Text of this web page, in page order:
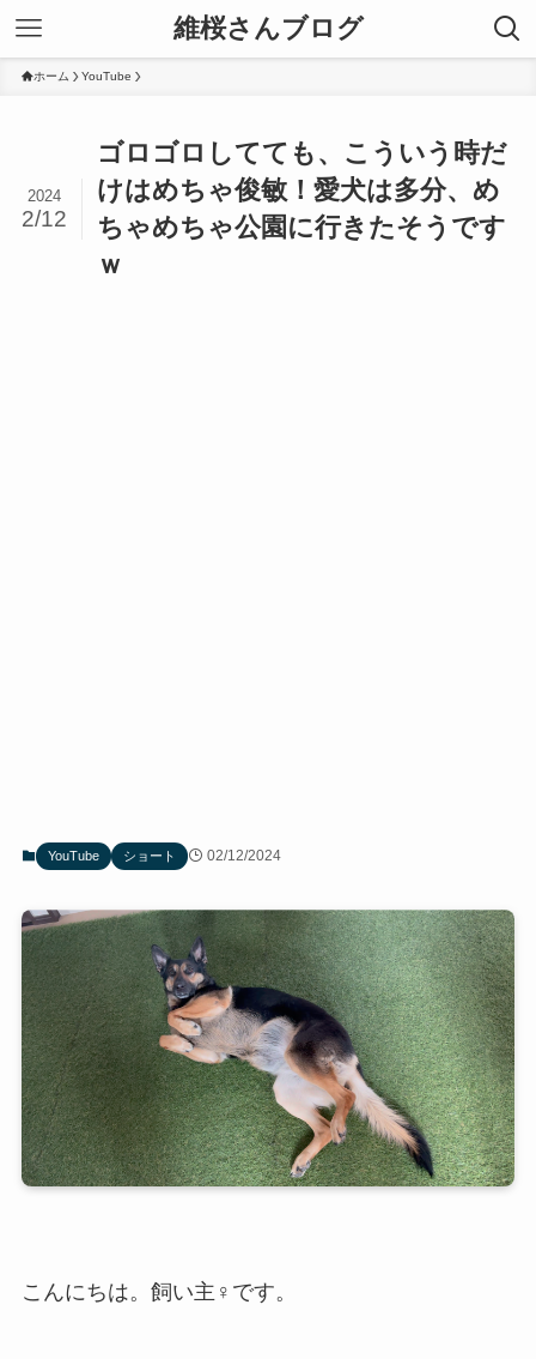
維桜さんブログ
ホーム YouTube
ゴロゴロしてても、こういう時だ
けはめちゃ俊敏！愛犬は多分、め
ちゃめちゃ公園に行きたそうです
ｗ
2024
2/12
YouTube ショート 02/12/2024
こんにちは。飼い主♀です。